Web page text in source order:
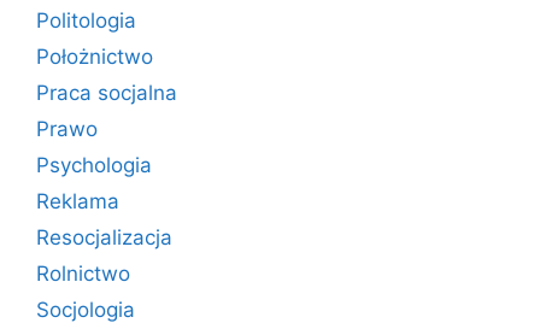
Politologia
Położnictwo
Praca socjalna
Prawo
Psychologia
Reklama
Resocjalizacja
Rolnictwo
Socjologia